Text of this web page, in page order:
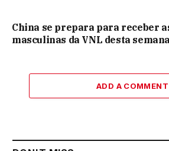
China se prepara para receber
masculinas da VNL desta
ADD A COMMENT